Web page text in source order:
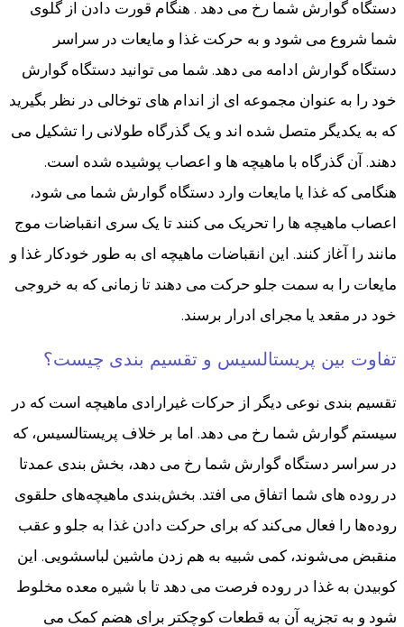
دستگاه گوارش شما رخ می دهد . هنگام قورت دادن از گلوی
شما شروع می شود و به حرکت غذا و مایعات در سراسر
دستگاه گوارش ادامه می دهد. شما می توانید دستگاه گوارش
خود را به عنوان مجموعه ای از اندام های توخالی در نظر بگیرید
که به یکدیگر متصل شده اند و یک گذرگاه طولانی را تشکیل می
دهند. آن گذرگاه با ماهیچه ها و اعصاب پوشیده شده است.
هنگامی که غذا یا مایعات وارد دستگاه گوارش شما می شود،
اعصاب ماهیچه ها را تحریک می کنند تا یک سری انقباضات موج
مانند را آغاز کنند. این انقباضات ماهیچه ای به طور خودکار غذا و
مایعات را به سمت جلو حرکت می دهند تا زمانی که به خروجی
خود در مقعد یا مجرای ادرار برسند.
تفاوت بین پریستالسیس و تقسیم بندی چیست؟
تقسیم بندی نوعی دیگر از حرکات غیرارادی ماهیچه است که در
سیستم گوارش شما رخ می دهد. اما بر خلاف پریستالسیس، که
در سراسر دستگاه گوارش شما رخ می دهد، بخش بندی عمدتا
در روده های شما اتفاق می افتد. بخش‌بندی ماهیچه‌های حلقوی
روده‌ها را فعال می‌کند که برای حرکت دادن غذا به جلو و عقب
منقبض می‌شوند، کمی شبیه به هم زدن ماشین لباسشویی. این
کوبیدن به غذا در روده فرصت می دهد تا با شیره معده مخلوط
شود و به تجزیه آن به قطعات کوچکتر برای هضم کمک می